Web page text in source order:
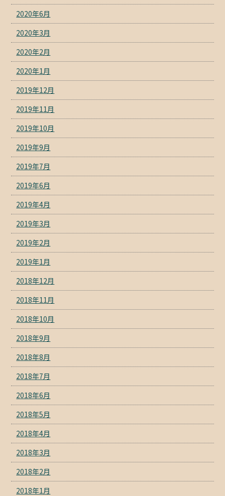
2020年6月
2020年3月
2020年2月
2020年1月
2019年12月
2019年11月
2019年10月
2019年9月
2019年7月
2019年6月
2019年4月
2019年3月
2019年2月
2019年1月
2018年12月
2018年11月
2018年10月
2018年9月
2018年8月
2018年7月
2018年6月
2018年5月
2018年4月
2018年3月
2018年2月
2018年1月